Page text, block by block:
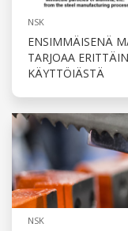
NSK
ENSIMMÄISENÄ
TARJOAA
KÄYTTÖIÄSTÄ
NSK